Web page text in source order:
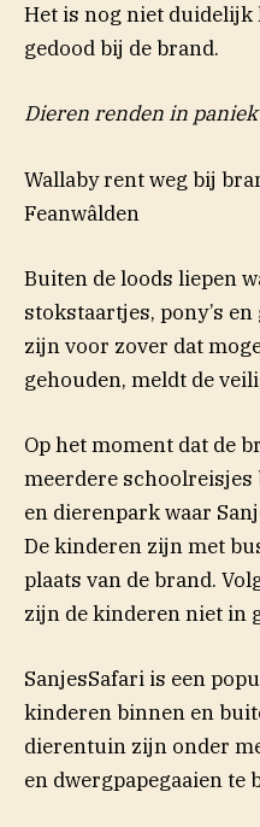
Het is nog niet duidelijk
gedood bij de brand.
Dieren renden in paniek
Wallaby rent weg bij
Feanwâlden
Buiten de loods liepen
stokstaartjes, pony’s
zijn voor zover dat
gehouden, meldt de
Op het moment dat de
meerdere schoolreisjes
en dierenpark waar
De kinderen zijn met
plaats van de brand.
zijn de kinderen niet in
SanjesSafari is een
kinderen binnen en
dierentuin zijn onder
en dwergpapegaaien te